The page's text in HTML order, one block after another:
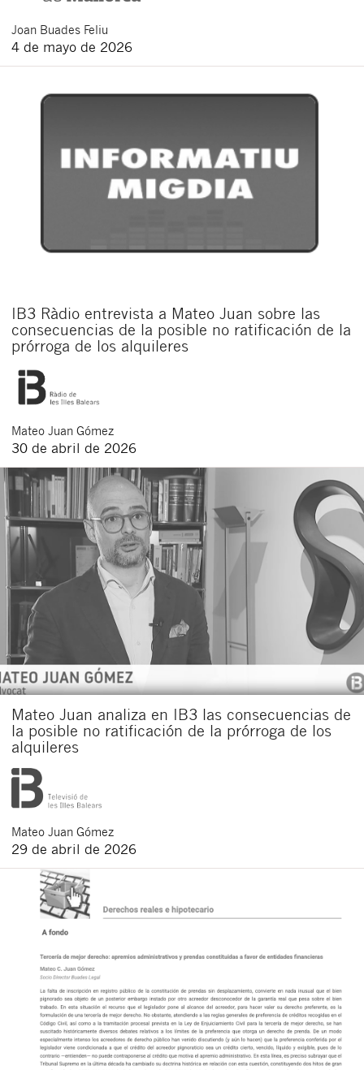
Joan Buades Feliu
4 de mayo de 2026
IB3 Ràdio entrevista a Mateo Juan sobre las
consecuencias de la posible no ratificación de la
prórroga de los alquileres
Mateo Juan Gómez
30 de abril de 2026
Mateo Juan analiza en IB3 las consecuencias de
la posible no ratificación de la prórroga de los
alquileres
Mateo Juan Gómez
29 de abril de 2026